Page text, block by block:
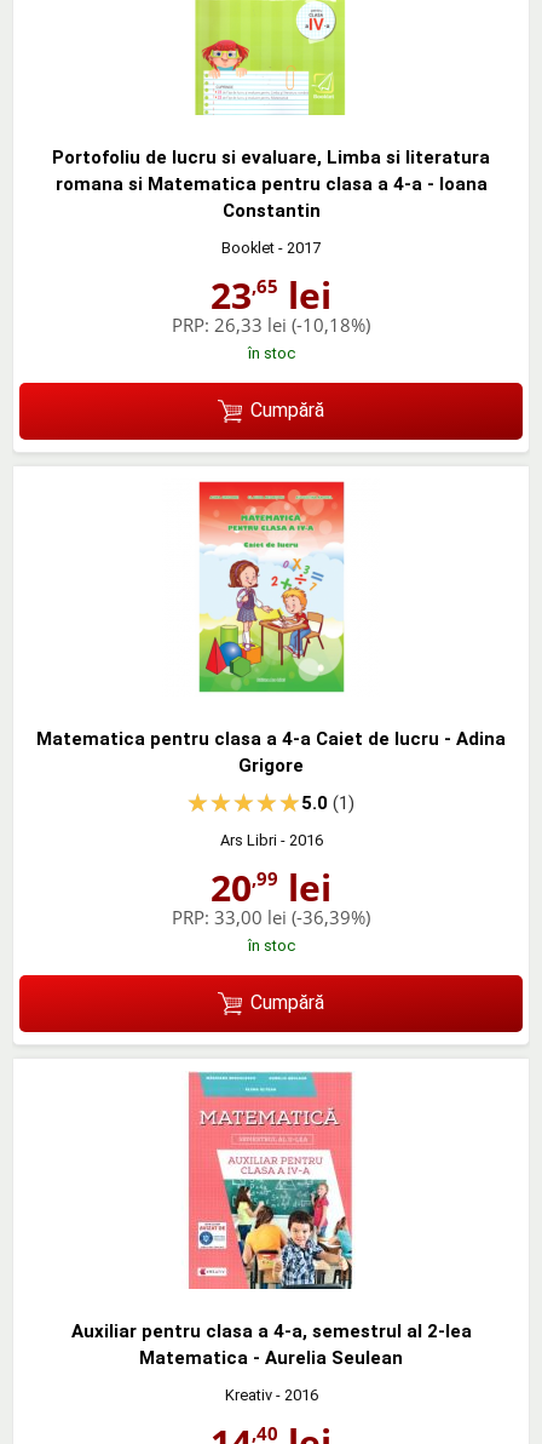
Portofoliu de lucru si evaluare, Limba si literatura
romana si Matematica pentru clasa a 4-a - Ioana
Constantin
Booklet - 2017
23,65 lei
PRP: 26,33 lei (-10,18%)
în stoc
Cumpără
Matematica pentru clasa a 4-a Caiet de lucru - Adina
Grigore
5.0(1)
Ars Libri- 2016
20,99 lei
PRP: 33,00 lei (-36,39%)
în stoc
Cumpără
Auxiliar pentru clasa a 4-a, semestrul al 2-lea
Matematica - Aurelia Seulean
Kreativ- 2016
,40